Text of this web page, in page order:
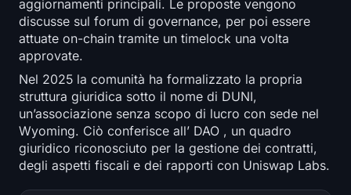
aggiornamenti principali. Le proposte vengono
discusse sul forum di governance, per poi essere
attuate on-chain tramite un timelock una volta
approvate.
Nel 2025 la comunità ha formalizzato la propria
struttura giuridica sotto il nome di DUNI,
un’associazione senza scopo di lucro con sede nel
Wyoming. Ciò conferisce all’ DAO , un quadro
giuridico riconosciuto per la gestione dei contratti,
degli aspetti fiscali e dei rapporti con Uniswap Labs.